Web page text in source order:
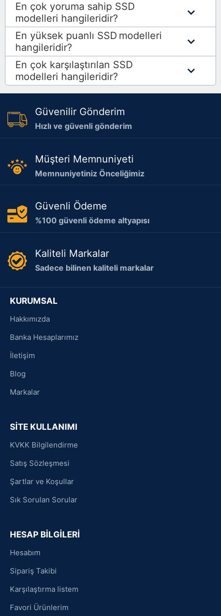
En çok yoruma sahip SSD
modelleri hangileridir?
En yüksek puanlı SSD modelleri
hangileridir?
En çok karşılaştırılan SSD
modelleri hangileridir?
Güvenilir Gönderim
Hızlı ve güvenli gönderim
Müşteri Memnuniyeti
Memnuniyetiniz Önceliğimiz
Güvenli Ödeme
%100 güvenli ödeme altyapısı
Kaliteli Markalar
Sadece bilinen kaliteli markalar
KURUMSAL
Hakkımızda
Banka Hesaplarımız
İletişim
Blog
Markalar
SİTE KULLANIMI
KVKK Bilgilendirme
Satış Sözleşmesi
Şartlar ve Koşullar
Sık Sorulan Sorular
HESAP BİLGİLERİ
Hesabım
Sipariş Takibi
Karşılaştırma listem
Favori Ürünlerim